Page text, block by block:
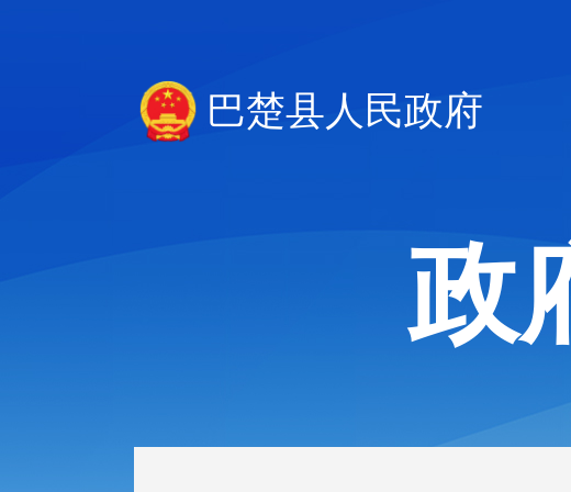
巴楚县人民政府
政